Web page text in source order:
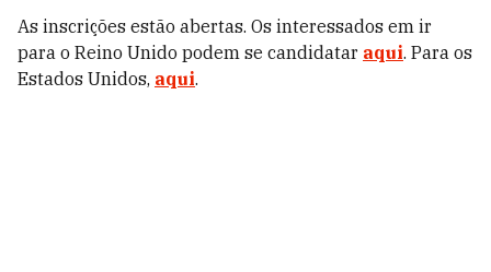
As inscrições estão abertas. Os interessados em ir
para o Reino Unido podem se candidatar aqui. Para os
Estados Unidos, aqui.